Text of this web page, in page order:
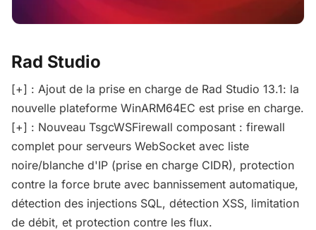
Rad Studio
[+] : Ajout de la prise en charge de Rad Studio 13.1: la
nouvelle plateforme WinARM64EC est prise en charge.
[+] : Nouveau TsgcWSFirewall composant : firewall
complet pour serveurs WebSocket avec liste
noire/blanche d'IP (prise en charge CIDR), protection
contre la force brute avec bannissement automatique,
détection des injections SQL, détection XSS, limitation
de débit, et protection contre les flux.